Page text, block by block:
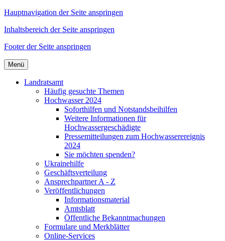
Hauptnavigation der Seite anspringen
Inhaltsbereich der Seite anspringen
Footer der Seite anspringen
Menü
Landratsamt
Häufig gesuchte Themen
Hochwasser 2024
Soforthilfen und Notstandsbeihilfen
Weitere Informationen für
Hochwassergeschädigte
Pressemitteilungen zum Hochwasserereignis
2024
Sie möchten spenden?
Ukrainehilfe
Geschäftsverteilung
Ansprechpartner A - Z
Veröffentlichungen
Informationsmaterial
Amtsblatt
Öffentliche Bekanntmachungen
Formulare und Merkblätter
Online-Services